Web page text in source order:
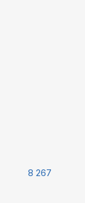
8 267